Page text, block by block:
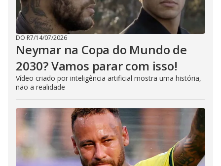
DO R7/14/07/2026
Neymar na Copa do Mundo de
2030? Vamos parar com isso!
Vídeo criado por inteligência artificial mostra uma história,
não a realidade